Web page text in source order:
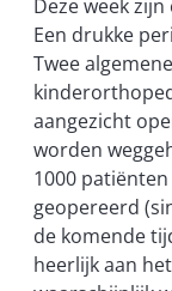
Deze week
Een drukke
Twee
aangezicht
worden
1000
geopereerd
de komende
heerlijk aan